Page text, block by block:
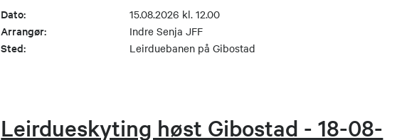
Dato: 15.08.2026 kl. 12.00
Arrangør: Indre Senja JFF
Sted: Leirduebanen på Gibostad
Leirdueskyting høst Gibostad - 18-08-